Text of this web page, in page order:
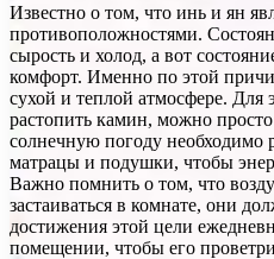
Известно о том, что инь и ян
противоположностями.
сырость и холод, а вот
комфорт. Именно по этой
сухой и теплой атмосфере.
растопить камин, можно
солнечную погоду необходимо
матрацы и подушки, чтобы
Важно помнить о том, что
застаиваться в комнате, они
достижения этой цели
помещении, чтобы его